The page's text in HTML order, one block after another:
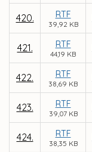
420. RTF
39,92 KB
421. RTF
44,19 KB
422. RTF
38,69 KB
423. RTF
39,07 KB
424. RTF
38,35 KB